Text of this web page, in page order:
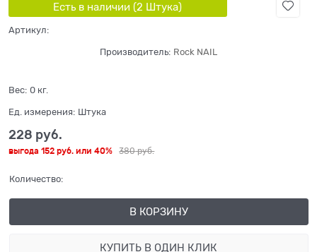
Есть в наличии (2 Штука)
Артикул:
Производитель: Rock NAIL
Вес: 0 кг.
Ед. измерения: Штука
380 руб.
228 руб.
выгода 152 руб. или 40%
Количество:
В КОРЗИНУ
КУПИТЬ В ОДИН КЛИК